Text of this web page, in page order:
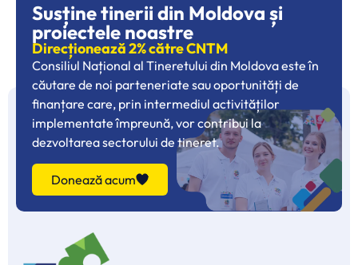
Susține tinerii din Moldova și
proiectele noastre
Direcționează 2% către CNTM
Consiliul Național al Tineretului din Moldova este în
căutare de noi parteneriate sau oportunități de
finanțare care, prin intermediul activităților
implementate împreună, vor contribui la
dezvoltarea sectorului de tineret.
Donează acum